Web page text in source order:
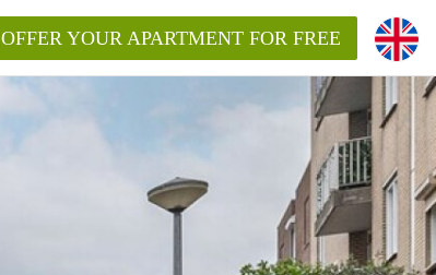
OFFER YOUR APARTMENT FOR FREE